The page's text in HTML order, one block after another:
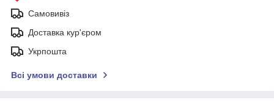
Самовивіз
Доставка кур'єром
Укрпошта
Всі умови доставки